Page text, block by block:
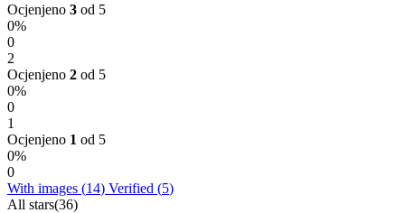
Ocjenjeno 3 od 5
0%
0
2
Ocjenjeno 2 od 5
0%
0
1
Ocjenjeno 1 od 5
0%
0
With images (14) Verified (5)
All stars(36)